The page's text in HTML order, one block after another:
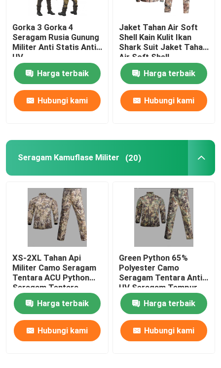
Perlengkapan Berburu Luar Ruangan
Perlengkapan Memancing Luar Ruangan
Sarung Tangan Berkuda Tahan Air
Gorka 3 Gorka 4
Seragam Rusia Gunung
Militer Anti Statis Anti
UV
Harga terbaik
Hubungi kami
Jaket Tahan Air Soft
Shell Kain Kulit Ikan
Shark Suit Jaket Tahan
Air Soft Shell
Harga terbaik
Hubungi kami
Seragam Kamuflase Militer (20)
XS-2XL Tahan Api
Militer Camo Seragam
Tentara ACU Python
Seragam Tentara
Gurun
Harga terbaik
Hubungi kami
Green Python 65%
Polyester Camo
Seragam Tentara Anti
UV Seragam Tempur
Militer
Harga terbaik
Hubungi kami